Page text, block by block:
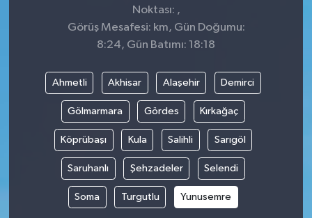
Noktası: ,
Görüş Mesafesi: km, Gün Doğumu:
8:24, Gün Batımı: 18:18
Ahmetli Akhisar Alaşehir Demirci
Gölmarmara Gördes Kırkağaç
Köprübaşı Kula Salihli Sarıgöl
Saruhanlı Şehzadeler Selendi
Soma Turgutlu Yunusemre
Erdek
Gönen
Havran
İvrindi
KENT GÜNDEMİ